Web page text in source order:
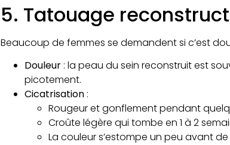
5. Tatouage
Beaucoup de femmes se demandent si c’est
Douleur : la peau du sein reconstruit est
picotement.​
Cicatrisation :
Rougeur et gonflement pendant
Croûte légère qui tombe en 1 à 2
La couleur s’estompe un peu avant de